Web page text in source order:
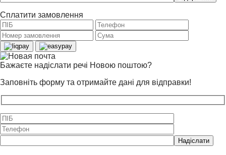
leave
this
field
empty.
Сплатити замовлення
Бажаєте надіслати речі Новою поштою?
Заповніть форму та отримайте дані для відправки!
leave